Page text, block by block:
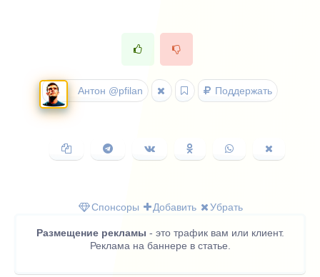
Антон @pfilan Поддержать
Копировать
ссылку
Поделиться
в
Поделиться
ВКонтакте
Поделиться
в
Поделиться
в
в
Спонсоры
Добавить Убрать
Размещение рекламы - это трафик вам или клиент.
Реклама на баннере в статье.